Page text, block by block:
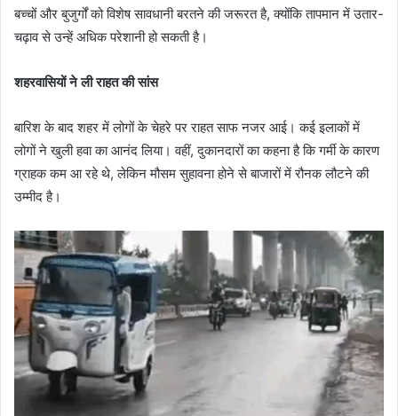
बच्चों और बुजुर्गों को विशेष सावधानी बरतने की जरूरत है, क्योंकि तापमान में उतार-
चढ़ाव से उन्हें अधिक परेशानी हो सकती है।
शहरवासियों ने ली राहत की सांस
बारिश के बाद शहर में लोगों के चेहरे पर राहत साफ नजर आई। कई इलाकों में
लोगों ने खुली हवा का आनंद लिया। वहीं, दुकानदारों का कहना है कि गर्मी के कारण
ग्राहक कम आ रहे थे, लेकिन मौसम सुहावना होने से बाजारों में रौनक लौटने की
उम्मीद है।